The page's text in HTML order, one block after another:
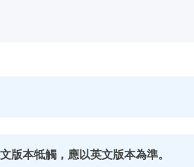
版本牴觸，應以英文版本為準。